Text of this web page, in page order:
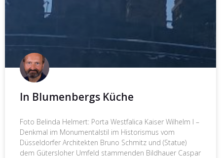
In Blumenbergs Küche
Foto Belinda Helmert: Porta Westfalica Kaiser Wilhelm I –
Denkmal im Monumentalstil im Historismus vom
Düsseldorfer Architekten Bruno Schmitz und (Statue)
dem Gütersloher Umfeld stammenden Bildhauer Caspar